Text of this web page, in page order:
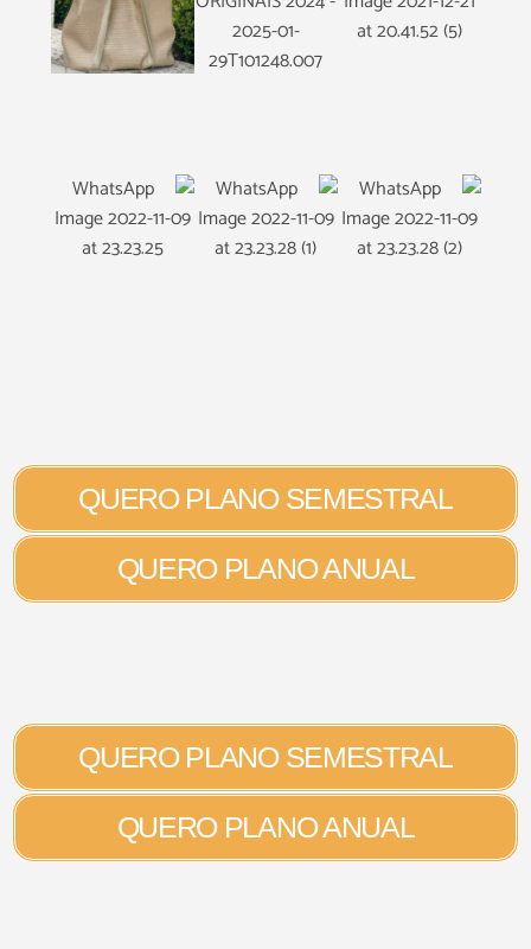
QUERO PLANO SEMESTRAL
QUERO PLANO ANUAL
QUERO PLANO SEMESTRAL
QUERO PLANO ANUAL